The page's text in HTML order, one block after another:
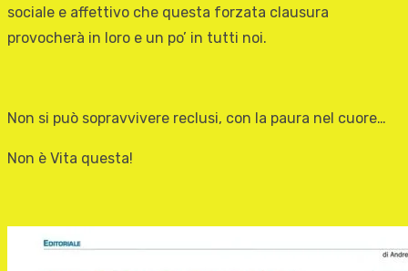
sociale e affettivo che questa forzata clausura
provocherà in loro e un po’ in tutti noi.
Non si può sopravvivere reclusi, con la paura nel cuore…
Non è Vita questa!